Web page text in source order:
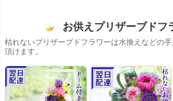
お供えプリザーブドフ
枯れないプリザーブドフラワーは水換えなどの
頂けます。